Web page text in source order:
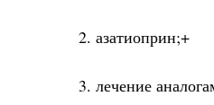
2. азатиоприн;+
3. лечение